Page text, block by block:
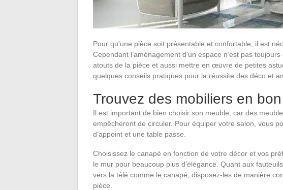
Pour qu’une pièce soit présentable et confortable, il est
Cependant l’aménagement d’un espace n’est pas
atouts de la pièce et aussi mettre en œuvre de petites
quelques conseils pratiques pour la réussite des déco et
Trouvez des mobiliers en
Il est important de bien choisir son meuble, car des
empêcheront de circuler. Pour équiper votre salon, vous
d’appoint et une table passe.
Choisissez le canapé en fonction de votre décor et vos
le mur pour beaucoup plus d’élégance. Quant aux
vers la télé comme le canapé, disposez-les de manière
pièce.